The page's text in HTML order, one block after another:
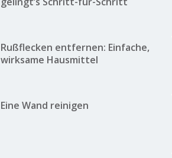
Rußflecken entfernen: Einfache,
wirksame Hausmittel
Eine Wand reinigen